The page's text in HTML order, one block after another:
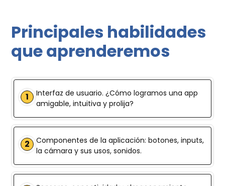
Principales habilidades
que aprenderemos
1
Interfaz de usuario. ¿Cómo logramos una app
amigable, intuitiva y prolija?
2
Componentes de la aplicación: botones, inputs,
la cámara y sus usos, sonidos.